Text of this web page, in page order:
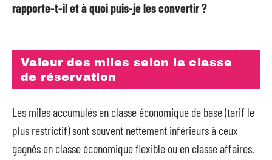
rapporte-t-il et à quoi puis-je les convertir ?
Valeur des miles selon la classe
de réservation
Les miles accumulés en classe économique de base (tarif le
plus restrictif) sont souvent nettement inférieurs à ceux
gagnés en classe économique flexible ou en classe affaires.